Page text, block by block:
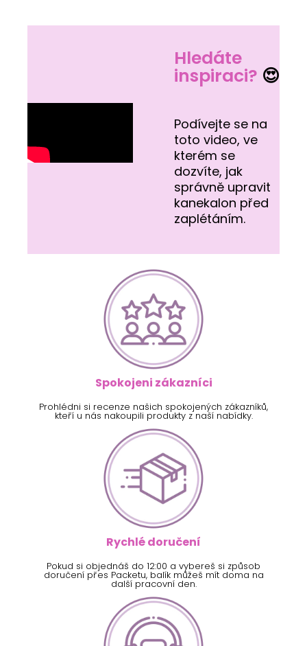
Hledáte
inspiraci? 😍
Podívejte se na
toto video, ve
kterém se
dozvíte, jak
správně upravit
kanekalon před
zaplétáním.
Spokojeni zákazníci
Prohlédni si recenze našich spokojených zákazníků,
kteří u nás nakoupili produkty z naší nabídky.
Rychlé doručení
Pokud si objednáš do 12:00 a vybereš si způsob
doručení přes Packetu, balík můžeš mít doma na
další pracovní den.